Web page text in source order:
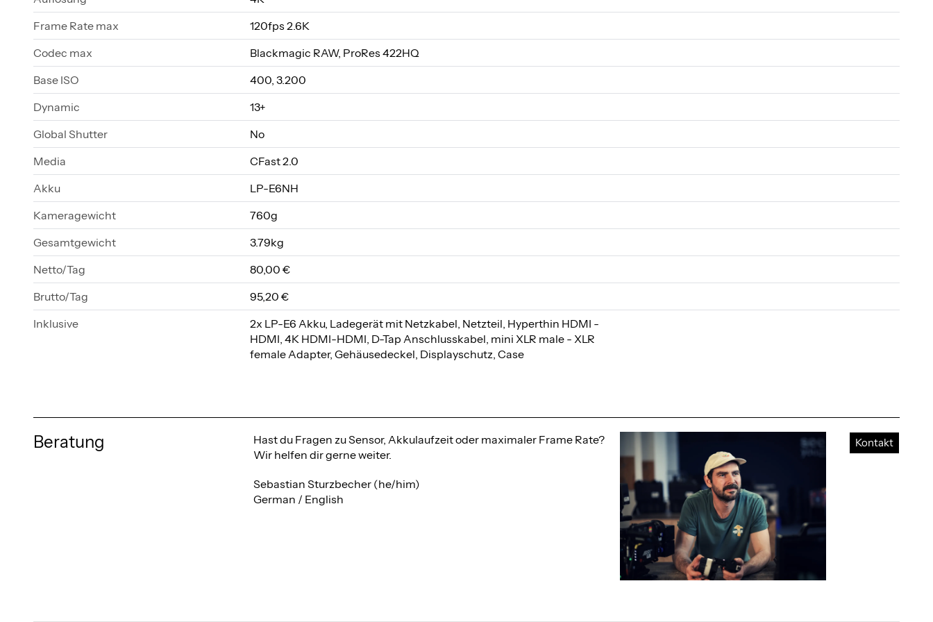
Frame Rate max
120fps 2.6K
Codec max
Blackmagic RAW, ProRes 422HQ
Base ISO
400, 3.200
Dynamic
13+
Global Shutter
No
Media
CFast 2.0
Akku
LP-E6NH
Kameragewicht
760g
Gesamtgewicht
3.79kg
Netto/Tag
80,00 €
Brutto/Tag
95,20 €
Inklusive
2x LP-E6 Akku, Ladegerät mit Netzkabel, Netzteil, Hyperthin HDMI -
HDMI, 4K HDMI-HDMI, D-Tap Anschlusskabel, mini XLR male - XLR
female Adapter, Gehäusedeckel, Displayschutz, Case
Beratung
Hast du Fragen zu Sensor, Akkulaufzeit oder maximaler Frame Rate?
Wir helfen dir gerne weiter.
Sebastian Sturzbecher (he/him)
German / English
Kontakt